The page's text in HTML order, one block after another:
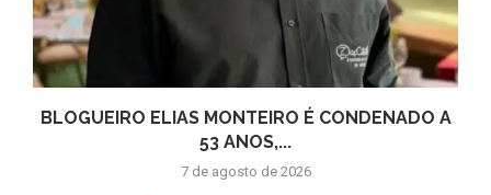
BLOGUEIRO ELIAS MONTEIRO É CONDENADO A
53 ANOS,...
7 de agosto de 2026